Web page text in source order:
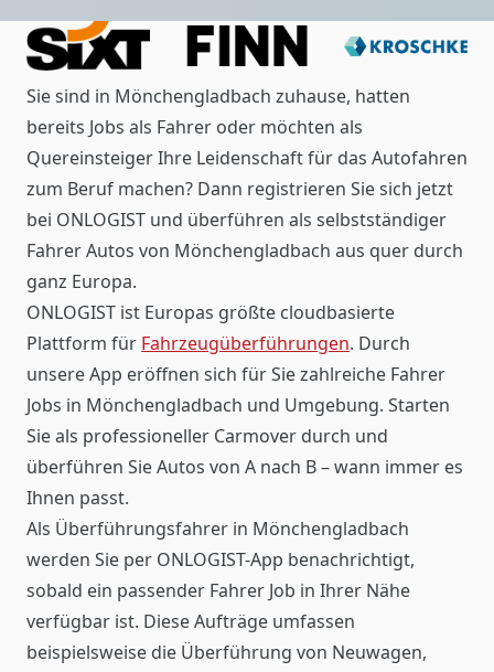
Sie sind in Mönchengladbach zuhause, hatten
bereits Jobs als Fahrer oder möchten als
Quereinsteiger Ihre Leidenschaft für das Autofahren
zum Beruf machen? Dann registrieren Sie sich jetzt
bei ONLOGIST und überführen als selbstständiger
Fahrer Autos von Mönchengladbach aus quer durch
ganz Europa.
ONLOGIST ist Europas größte cloudbasierte
Plattform für Fahrzeugüberführungen. Durch
unsere App eröffnen sich für Sie zahlreiche Fahrer
Jobs in Mönchengladbach und Umgebung. Starten
Sie als professioneller Carmover durch und
überführen Sie Autos von A nach B – wann immer es
Ihnen passt.
Als Überführungsfahrer in Mönchengladbach
werden Sie per ONLOGIST-App benachrichtigt,
sobald ein passender Fahrer Job in Ihrer Nähe
verfügbar ist. Diese Aufträge umfassen
beispielsweise die Überführung von Neuwagen,